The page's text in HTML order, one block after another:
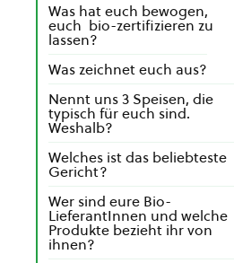
Was hat euch bewogen,
euch bio-zertifizieren zu
lassen?
Was zeichnet euch aus?
Nennt uns 3 Speisen, die
typisch für euch sind.
Weshalb?
Welches ist das beliebteste
Gericht?
Wer sind eure Bio-
LieferantInnen und welche
Produkte bezieht ihr von
ihnen?